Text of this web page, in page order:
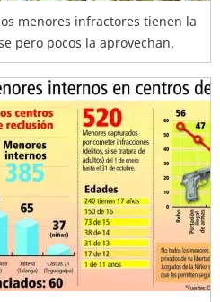
menores infractores tienen la
pero pocos la aprovechan.